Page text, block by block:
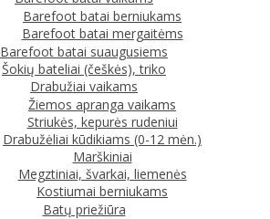
Barefoot batai berniukams
Barefoot batai mergaitėms
Barefoot batai suaugusiems
Šokių bateliai (češkės), triko
Drabužiai vaikams
Žiemos apranga vaikams
Striukės, kepurės rudeniui
Drabužėliai kūdikiams (0-12 mėn.)
Marškiniai
Megztiniai, švarkai, liemenės
Kostiumai berniukams
Batų priežiūra